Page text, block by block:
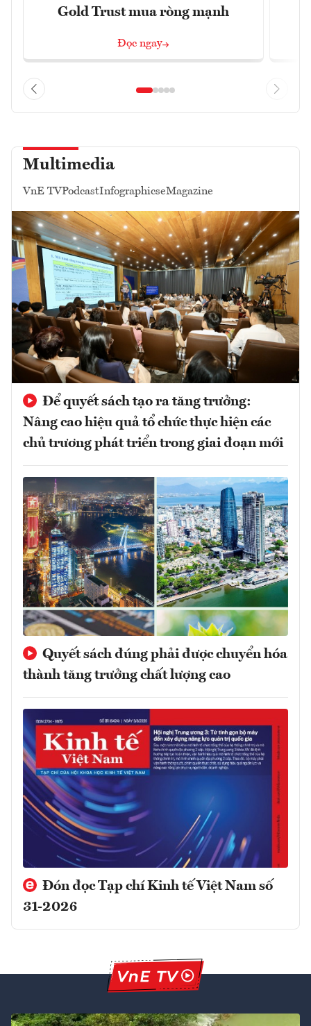
Gold Trust mua ròng mạnh
Đọc ngay
Multimedia
VnE TVPodcastInfographicseMagazine
Để quyết sách tạo ra tăng trưởng:
Nâng cao hiệu quả tổ chức thực hiện các
chủ trương phát triển trong giai đoạn mới
Quyết sách đúng phải được chuyển hóa
thành tăng trưởng chất lượng cao
Đón đọc Tạp chí Kinh tế Việt Nam số
31-2026